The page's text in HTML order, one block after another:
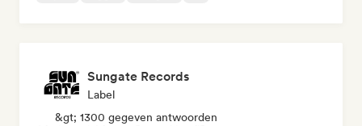
Sungate Records
Label
&gt; 1300 gegeven antwoorden